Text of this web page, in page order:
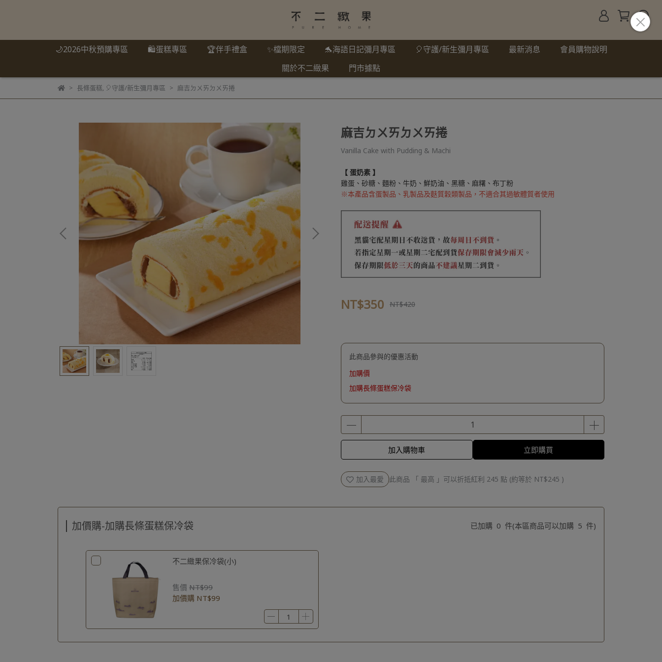
🌙2026中秋預購專區 🛍️蛋糕專區 🏆伴手禮盒 ✨檔期限定 🐬海語日記彌月專區 🎈守護/新生彌月專區 最新消息
會員購物說明
關於不二緻果
門市據點
長條蛋糕, 🎈守護/新生彌月專區 麻吉ㄉㄨㄞㄉㄨㄞ捲
麻吉ㄉㄨㄞㄉㄨㄞ捲
Vanilla Cake with Pudding & Machi
【 蛋奶素 】
雞蛋、砂糖、麵粉、牛奶、鮮奶油、黑糖、麻糬、布丁粉
※本產品含蛋製品、乳製品及麩質穀類製品，不適合其過敏體質者使用
NT$350 NT$420
此商品參與的優惠活動
加購價
加購長條蛋糕保冷袋
加入購物車 立即購買
加入最愛 此商品 「 最高 」可以折抵紅利 245 點 (約等於 NT$245 )
加價購-加購長條蛋糕保冷袋 已加購 0 件(本區商品可以加購 5 件)
不二緻果保冷袋(小)
售價 NT$99
加價購 NT$99